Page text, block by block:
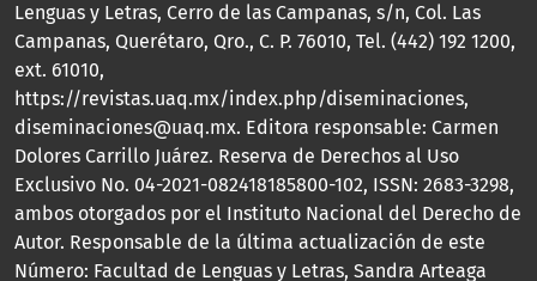
Lenguas y Letras, Cerro de las Campanas, s/n, Col. Las
Campanas, Querétaro, Qro., C. P. 76010, Tel. (442) 192 1200,
ext. 61010,
https://revistas.uaq.mx/index.php/diseminaciones,
diseminaciones@uaq.mx. Editora responsable: Carmen
Dolores Carrillo Juárez. Reserva de Derechos al Uso
Exclusivo No. 04-2021-082418185800-102, ISSN: 2683-3298,
ambos otorgados por el Instituto Nacional del Derecho de
Autor. Responsable de la última actualización de este
Número: Facultad de Lenguas y Letras, Sandra Arteaga